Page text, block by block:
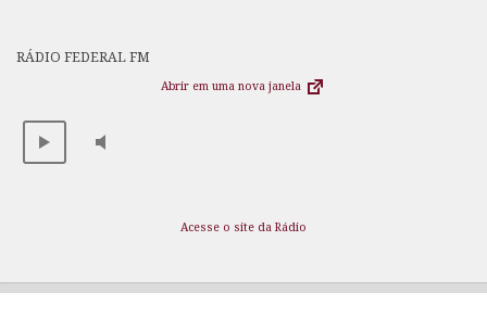
RÁDIO FEDERAL FM
Abrir em uma nova janela
Acesse o site da Rádio